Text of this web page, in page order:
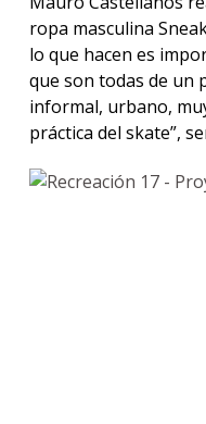
ropa masculina
lo que hacen es
que son todas de un
informal, urbano,
práctica del skate”,